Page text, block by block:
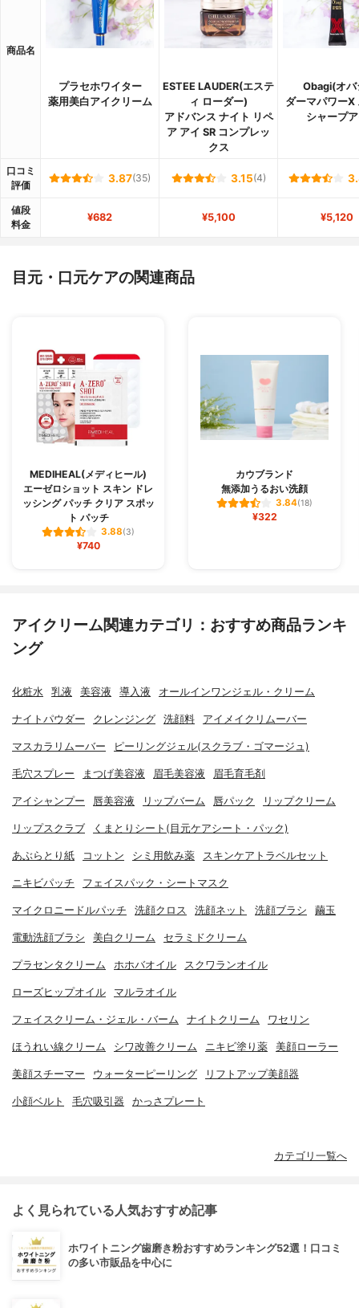
商品名
プラセホワイター
薬用美白アイクリーム
ESTEE LAUDER(エステ
ィ ローダー)
アドバンス ナイト リペ
ア アイ SR コンプレッ
クス
Obagi(オバ
ダーマパワーX
シャープ
口コミ
評価
3.87(35) 3.15(4)
値段
料金
¥682 ¥5,100 ¥5,120
目元・口元ケアの関連商品
MEDIHEAL(メディヒール)
エーゼロショット スキン ドレ
ッシング パッチ クリア スポッ
ト パッチ
3.88(3)
¥740
カウブランド
無添加うるおい洗顔
3.84(18)
¥322
アイクリーム関連カテゴリ：おすすめ商品ランキ
ング
化粧水 乳液 美容液 導入液 オールインワンジェル・クリーム
ナイトパウダー クレンジング 洗顔料 アイメイクリムーバー
マスカラリムーバー ピーリングジェル(スクラブ・ゴマージュ)
毛穴スプレー まつげ美容液 眉毛美容液 眉毛育毛剤
アイシャンプー 唇美容液 リップバーム 唇パック リップクリーム
リップスクラブ くまとりシート(目元ケアシート・パック)
あぶらとり紙 コットン シミ用飲み薬 スキンケアトラベルセット
ニキビパッチ フェイスパック・シートマスク
マイクロニードルパッチ 洗顔クロス 洗顔ネット 洗顔ブラシ 繭玉
電動洗顔ブラシ 美白クリーム セラミドクリーム
プラセンタクリーム ホホバオイル スクワランオイル
ローズヒップオイル マルラオイル
フェイスクリーム・ジェル・バーム ナイトクリーム ワセリン
ほうれい線クリーム シワ改善クリーム ニキビ塗り薬 美顔ローラー
美顔スチーマー ウォーターピーリング リフトアップ美顔器
小顔ベルト 毛穴吸引器 かっさプレート
カテゴリ一覧へ
よく見られている人気おすすめ記事
ホワイトニング歯磨き粉おすすめランキング52選！口コミ
の多い市販品を中心に